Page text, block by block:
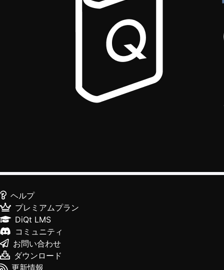
ヘルプ
プレミアムプラン
DiQt LMS
コミュニティ
お問い合わせ
ダウンロード
更新情報